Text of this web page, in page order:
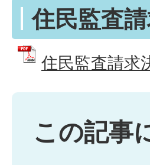
住民監査
住民監査請求
この記事